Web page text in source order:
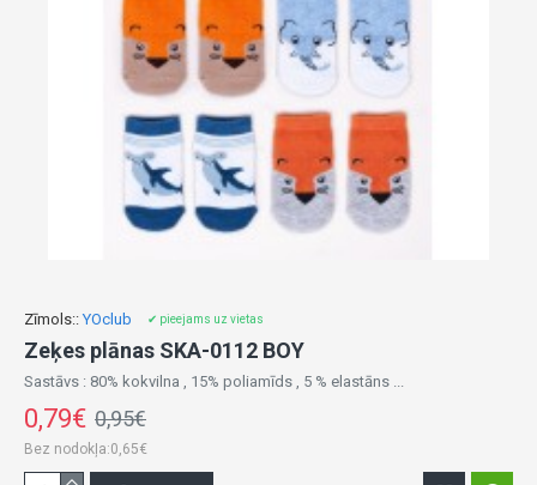
Zīmols:: YOclub ✔ pieejams uz vietas
Zeķes plānas SKA-0112 BOY
Sastāvs : 80% kokvilna , 15% poliamīds , 5 % elastāns ...
0,79€ 0,95€
Bez nodokļa:0,65€